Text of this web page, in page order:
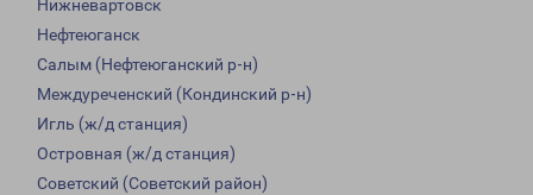
Нижневартовск
Нефтеюганск
Салым (Нефтеюганский р-н)
Междуреченский (Кондинский р-н)
Игль (ж/д станция)
Островная (ж/д станция)
Советский (Советский район)